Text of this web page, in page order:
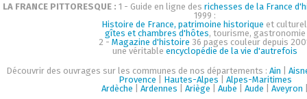
LA FRANCE PITTORESQUE : 1 - Guide en ligne des richesses de la France
1999 :
Histoire de France, patrimoine historique et
gîtes et chambres d'hôtes, tourisme, gastronomie
2 - Magazine d'histoire 36 pages couleur depuis
une véritableencyclopédie de la vie d'autrefois
Découvrir des ouvrages sur les communes de nos départements :Ain |
Provence
Hautes-Alpes
Alpes-Maritimes
Ardèche |Ardennes |Ariège |Aube |Aude |Aveyron